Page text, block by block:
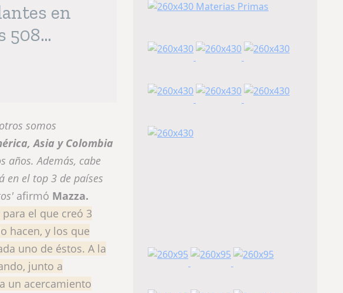
en
508
somos
Asia y Colombia
años. Además, cabe
en el top 3 de países
afirmó Mazza.
el que creó 3
hacen, y los que
uno de éstos. A la
junto a
un acercamiento